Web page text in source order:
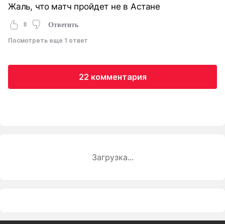
Жаль, что матч пройдет не в Астане
8 Ответить
Посмотреть еще 1 ответ
22 комментария
Загрузка...